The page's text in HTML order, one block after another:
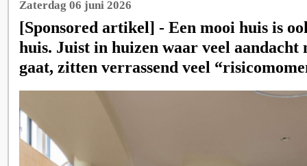
Zaterdag 06 juni 2026
[Sponsored artikel] - Een mooi huis is
huis. Juist in huizen waar veel
gaat, zitten verrassend veel